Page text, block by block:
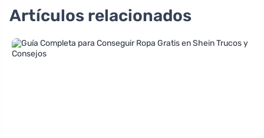
Artículos relacionados